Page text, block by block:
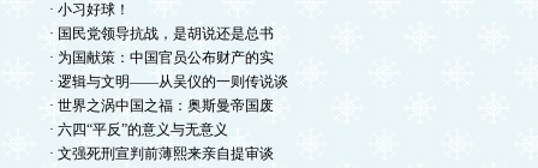
· 小习好球！
· 国民党领导抗战，是胡说还是总书
· 为国献策：中国官员公布财产的实
· 逻辑与文明——从吴仪的一则传说谈
· 世界之涡中国之福：奥斯曼帝国废
· 六四“平反”的意义与无意义
· 文强死刑宣判前薄熙来亲自提审谈